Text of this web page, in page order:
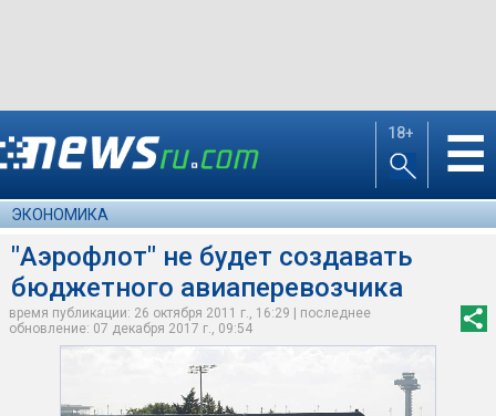
18+ ☰
ЭКОНОМИКА
"Аэрофлот" не будет создавать
бюджетного авиаперевозчика
время публикации: 26 октября 2011 г., 16:29 | последнее
обновление: 07 декабря 2017 г., 09:54